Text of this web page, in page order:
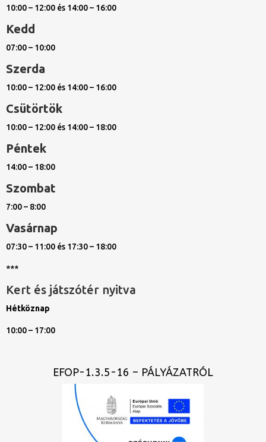
10:00 – 12:00 és 14:00 – 16:00
Kedd
07:00 – 10:00
Szerda
10:00 – 12:00 és 14:00 – 16:00
Csütörtök
10:00 – 12:00 és 14:00 – 18:00
Péntek
14:00 – 18:00
Szombat
7:00 – 8:00
Vasárnap
07:30 – 11:00 és 17:30 – 18:00
***
Kert és játszótér nyitva
Hétköznap
10:00 – 17:00
EFOP-1.3.5-16 – PÁLYÁZATRÓL